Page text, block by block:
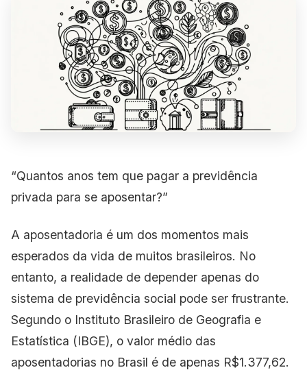
“Quantos anos tem que pagar a previdência
privada para se aposentar?”
A aposentadoria é um dos momentos mais
esperados da vida de muitos brasileiros. No
entanto, a realidade de depender apenas do
sistema de previdência social pode ser frustrante.
Segundo o Instituto Brasileiro de Geografia e
Estatística (IBGE), o valor médio das
aposentadorias no Brasil é de apenas R$1.377,62.